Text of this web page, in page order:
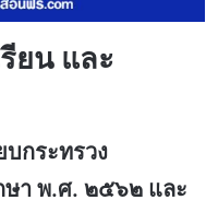
ยน และ
กระทรวง
ษา พ.ศ. ๒๕๖๒ และ